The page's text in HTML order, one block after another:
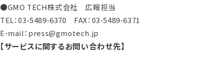
●GMO TECH株式会社 広報担当
TEL：03-5489-6370 FAX：03-5489-6371
E-mail：press@gmotech.jp
【サービスに関するお問い合わせ先】